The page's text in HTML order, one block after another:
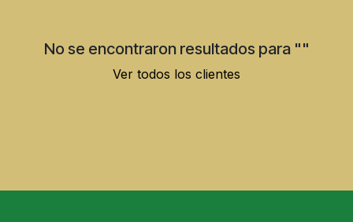
No se encontraron resultados para ""
Ver todos los clientes